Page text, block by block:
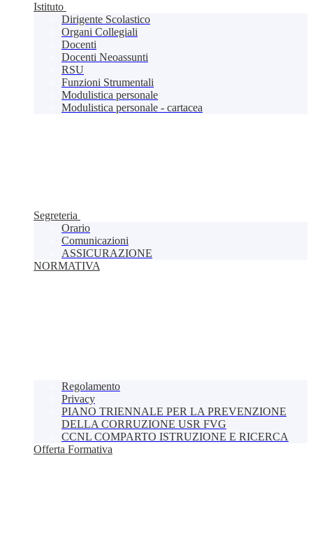
Istituto
Dirigente Scolastico
Organi Collegiali
Docenti
Docenti Neoassunti
RSU
Funzioni Strumentali
Modulistica personale
Modulistica personale - cartacea
Segreteria
Orario
Comunicazioni
ASSICURAZIONE
NORMATIVA
Regolamento
Privacy
PIANO TRIENNALE PER LA PREVENZIONE
DELLA CORRUZIONE USR FVG
CCNL COMPARTO ISTRUZIONE E RICERCA
Offerta Formativa